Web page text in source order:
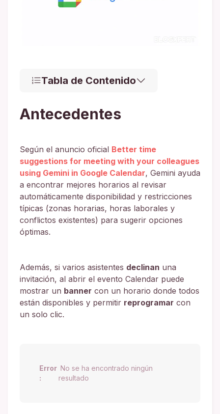
Tabla de Contenido
Antecedentes
Según el anuncio oficial Better time
suggestions for meeting with your colleagues
using Gemini in Google Calendar, Gemini ayuda
a encontrar mejores horarios al revisar
automáticamente disponibilidad y restricciones
típicas (zonas horarias, horas laborales y
conflictos existentes) para sugerir opciones
óptimas.
Además, si varios asistentes declinan una
invitación, al abrir el evento Calendar puede
mostrar un banner con un horario donde todos
están disponibles y permitir reprogramar con
un solo clic.
Error
:
No se ha encontrado ningún
resultado